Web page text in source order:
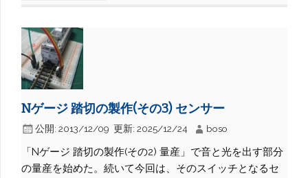
Nゲージ 踏切の製作(その3) センサー
公開: 2013/12/09 更新: 2025/12/24 boso
「Nゲージ 踏切の製作(その2) 量産」で音と光を出す部分
の量産を始めた。続いて今回は、そのスイッチとなるセ